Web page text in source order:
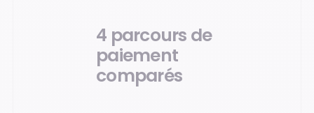
4 parcours de
paiement
comparés